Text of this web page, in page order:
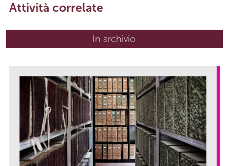
Attività correlate
In archivio